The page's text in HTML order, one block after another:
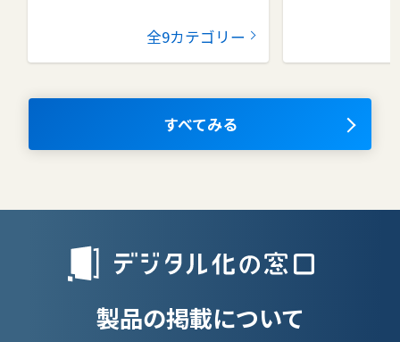
コラボレーションツール
ナレッジマネジメントツール
全9カテゴリー
タレントマ
OKRツール
授業支援シス
すべてみる
製品の掲載について